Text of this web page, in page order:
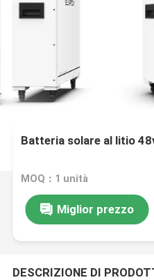
Batteria solare al litio
MOQ：1 unità
Miglior prezzo
DESCRIZIONE DI